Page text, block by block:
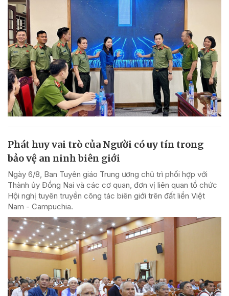
Phát huy vai trò của Người có uy tín trong
bảo vệ an ninh biên giới
Ngày 6/8, Ban Tuyên giáo Trung ương chủ trì phối hợp với
Thành ủy Đồng Nai và các cơ quan, đơn vị liên quan tổ chức
Hội nghị tuyên truyền công tác biên giới trên đất liền Việt
Nam - Campuchia.